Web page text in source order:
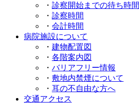
・ 診察開始までの待ち時間
・ 診察時間
・ 会計時間
病院施設について
・ 建物配置図
・ 各階案内図
・ バリアフリー情報
・ 敷地内禁煙について
・ 耳の不自由な方へ
交通アクセス